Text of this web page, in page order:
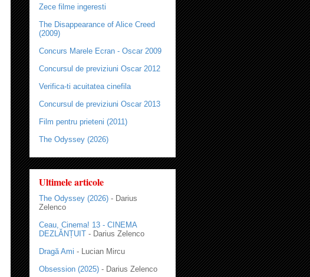
Zece filme ingeresti
The Disappearance of Alice Creed
(2009)
Concurs Marele Ecran - Oscar 2009
Concursul de previziuni Oscar 2012
Verifica-ti acuitatea cinefila
Concursul de previziuni Oscar 2013
Film pentru prieteni (2011)
The Odyssey (2026)
Ultimele articole
The Odyssey (2026) - Darius
Zelenco
Ceau, Cinema! 13 - CINEMA
DEZLĂNȚUIT - Darius Zelenco
Dragă Ami - Lucian Mircu
Obsession (2025) - Darius Zelenco